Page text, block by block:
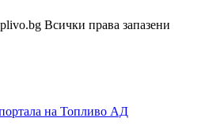
Всички права запазени
на Топливо АД